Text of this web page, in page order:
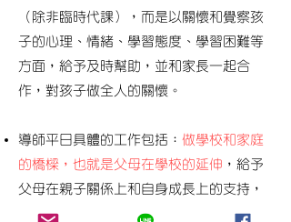
（除非臨時代課），而是以關懷和覺察孩
子的心理、情緒、學習態度、學習困難等
方面，給予及時幫助，並和家長一起合
作，對孩子做全人的關懷。
導師平日具體的工作包括： 做學校和家庭
的橋樑，也就是父母在學校的延伸 ，給予
父母在親子關係上和自身成長上的支持，
提供親子間共同作業，對學生的在學情況